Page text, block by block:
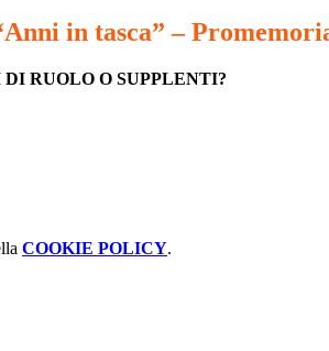
in tasca” –
RUOLO O SUPPLENTI?
COOKIE POLICY.